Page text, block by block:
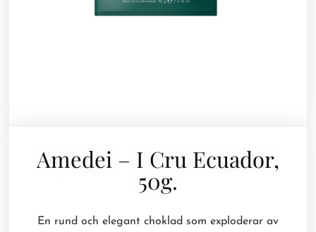
Amedei – I Cru Ecuador,
50g.
En rund och elegant choklad som exploderar av